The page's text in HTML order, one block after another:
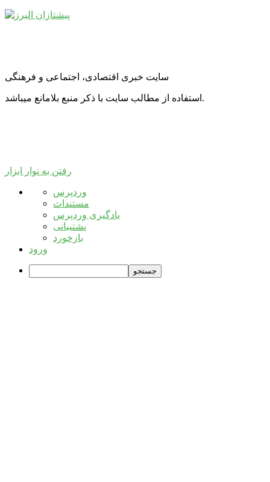
سایت خبری اقتصادی، اجتماعی و فرهنگی
استفاده از مطالب سایت با ذکر منبع بلامانع میباشد.
رفتن به نوار ابزار
درباره
وردپرس
وردپرس
مستندات
یادگیری وردپرس
پشتیبانی
بازخورد
ورود
جستجو